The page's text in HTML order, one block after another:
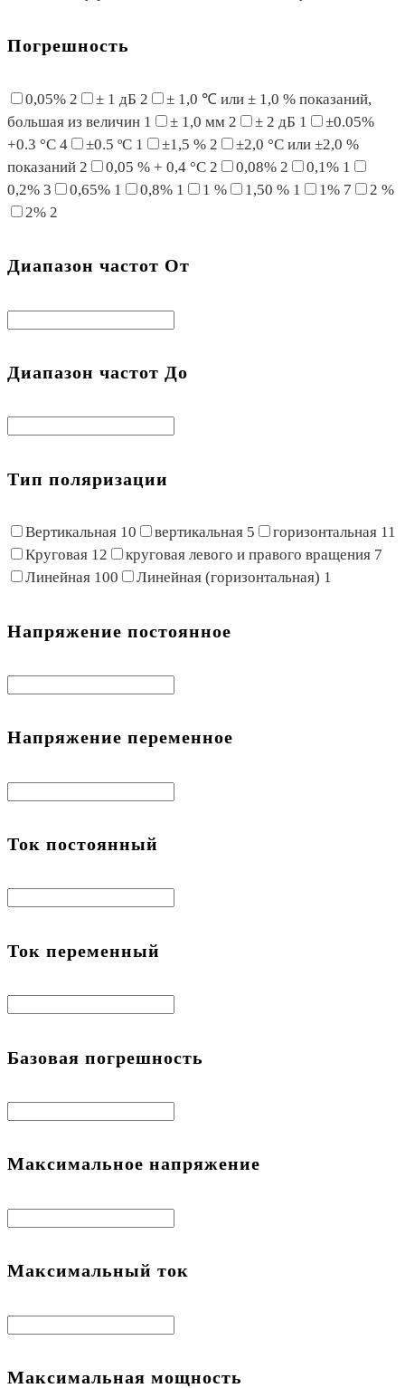
Погрешность
0,05% 2 ± 1 дБ 2
± 1,0 ℃ или ± 1,0 % показаний,
большая из величин 1 ± 1,0 мм 2 ± 2 дБ 1
±0.05%
+0.3 °C 4 ±0.5 ºC 1 ±1,5 % 2
±2,0 °C или ±2,0 %
показаний 2 0,05 % + 0,4 °C 2 0,08% 2 0,1% 1
0,2% 3 0,65% 1 0,8% 1 1 % 1,50 % 1 1% 7
2 %
2% 2
Диапазон частот От
Диапазон частот До
Тип поляризации
Вертикальная 10 вертикальная 5 горизонтальная 11
Круговая 12 круговая левого и правого вращения 7
Линейная 100 Линейная (горизонтальная) 1
Напряжение постоянное
Напряжение переменное
Ток постоянный
Ток переменный
Базовая погрешность
Максимальное напряжение
Максимальный ток
Максимальная мощность